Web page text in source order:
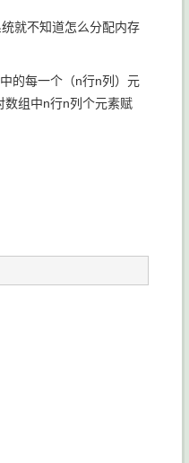
就不知道怎么分配内存
的每一个（n行n列）元
数组中n行n列个元素赋